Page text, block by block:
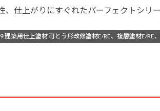
、仕上がりにすぐれたパーフェクトシリ
建築用仕上塗材 可とう形改修塗材E/RE、複層塗材E/